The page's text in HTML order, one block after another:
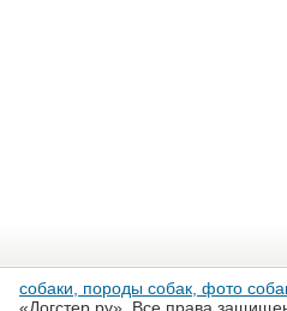
собаки, породы собак, фото